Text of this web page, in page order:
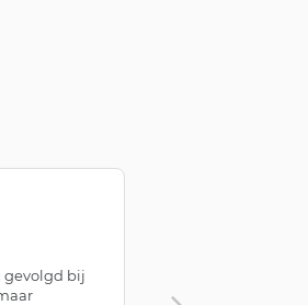
gevolgd bij